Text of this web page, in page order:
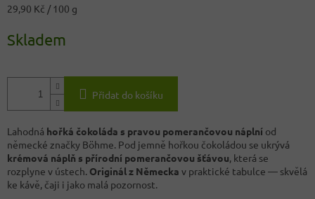
Měrná
29,90 Kč / 100 g
Skladem
Přidat do košíku
Lahodná hořká čokoláda s pravou pomerančovou náplní od
německé značky Böhme. Pod jemně hořkou čokoládou se ukrývá
krémová náplň s přírodní pomerančovou šťávou, která se
rozplyne v ústech. Originál z Německa v praktické tabulce — skvělá
ke kávě, čaji i jako malá pozornost.